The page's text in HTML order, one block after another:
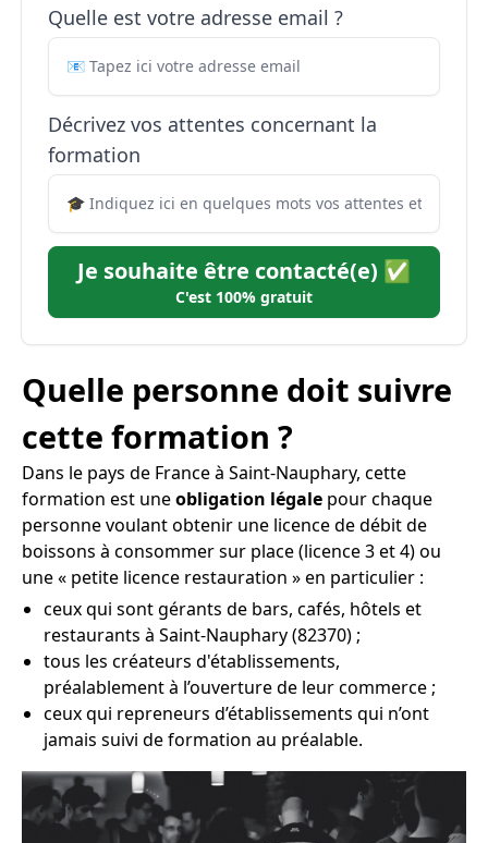
Quelle est votre adresse email ?
Décrivez vos attentes concernant la
formation
Je souhaite être contacté(e) ✅
C'est 100% gratuit
Quelle personne doit suivre
cette formation ?
Dans le pays de France à Saint-Nauphary, cette
formation est uneobligation légale pour chaque
personne voulant obtenir une licence de débit de
boissons à consommer sur place (licence 3 et 4) ou
une « petite licence restauration » en particulier :
ceux qui sont gérants de bars, cafés, hôtels et
restaurants à Saint-Nauphary (82370) ;
tous les créateurs d'établissements,
préalablement à l’ouverture de leur commerce ;
ceux qui repreneurs d’établissements qui n’ont
jamais suivi de formation au préalable.